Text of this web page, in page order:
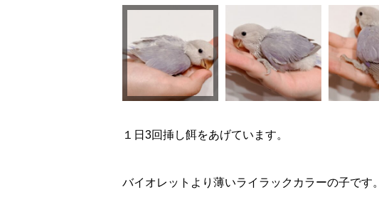
１日3回挿し餌をあげています。
バイオレットより薄いライラックカラーの子です。